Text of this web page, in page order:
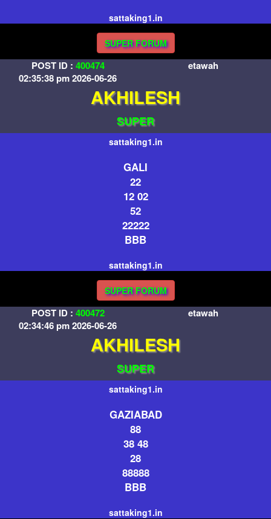
sattaking1.in
SUPER FORUM
POST ID : 400474
02:35:38 pm 2026-06-26
etawah
AKHILESH
SUPER
sattaking1.in
GALI
22
12 02
52
22222
BBB
sattaking1.in
SUPER FORUM
POST ID : 400472
02:34:46 pm 2026-06-26
etawah
AKHILESH
SUPER
sattaking1.in
GAZIABAD
88
38 48
28
88888
BBB
sattaking1.in